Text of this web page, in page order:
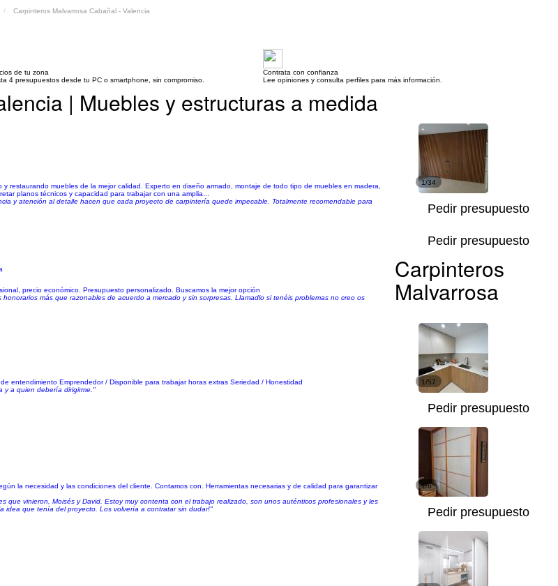
Carpinteros Malvarrosa Cabañal - Valencia
de tu zona
4 presupuestos desde tu PC o smartphone, sin compromiso.
Contrata con confianza
Lee opiniones y consulta perfiles para más información.
| Muebles y estructuras a medida
muebles de la mejor calidad. Experto en diseño armado, montaje de todo tipo de muebles en madera,
planos técnicos y capacidad para trabajar con una amplia...
y atención al detalle hacen que cada proyecto de carpintería quede impecable. Totalmente recomendable para
1/34
Pedir presupuesto
precio económico. Presupuesto personalizado. Buscamos la mejor opción
más que razonables de acuerdo a mercado y sin sorpresas. Llamadlo si tenéis problemas no creo os
Pedir presupuesto
entendimiento Emprendedor / Disponible para trabajar horas extras Seriedad / Honestidad
y a quien debería dirigirme."
1/57
Pedir presupuesto
la necesidad y las condiciones del cliente. Contamos con. Herramientas necesarias y de calidad para garantizar
vinieron, Moisés y David. Estoy muy contenta con el trabajo realizado, son unos auténticos profesionales y les
idea que tenía del proyecto. Los volvería a contratar sin dudar!"
1/6
Pedir presupuesto
Carpinteros
Malvarrosa